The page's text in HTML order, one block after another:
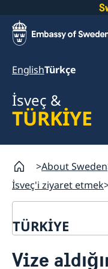
EnglishTürkçe
İsveç &
TÜRKİYE
About Sweden
İsveç'i ziyaret etmek
TÜRKİYE
Vize